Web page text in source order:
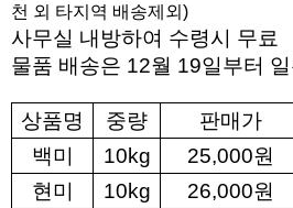
천 외 타지역 배송제외)
사무실 내방하여 수령시 무료
물품 배송은 12월 19일부터
상품명 중량
판매가
백미
10kg
25,000원
현미
10kg
26,000원